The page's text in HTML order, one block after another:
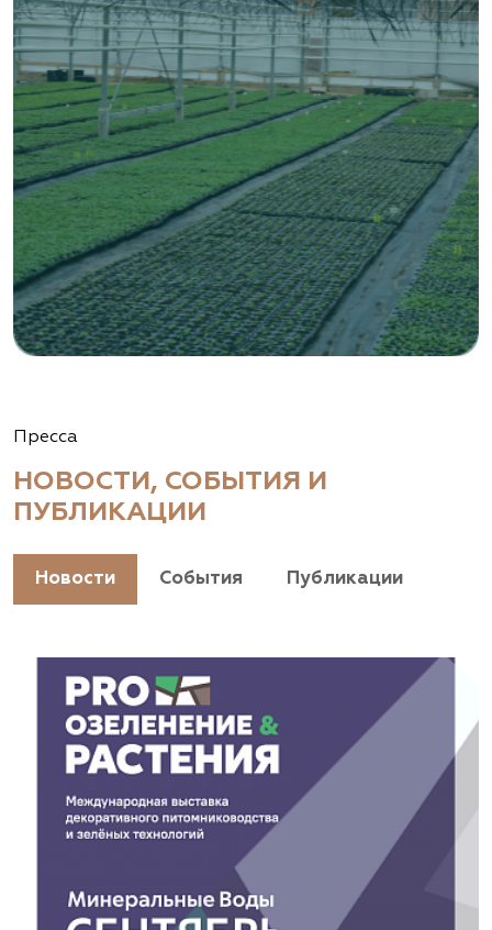
Пресса
НОВОСТИ, СОБЫТИЯ И
ПУБЛИКАЦИИ
Новости События Публикации